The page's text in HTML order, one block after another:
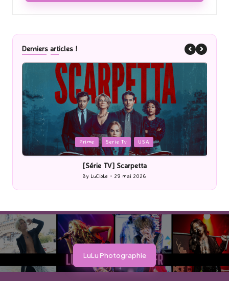
Derniers articles !
Posted
in
Prime Serie Tv USA
[Série TV] Scarpetta
Posted
by
By LuCioLe 29 mai 2026
LuLu Photographie